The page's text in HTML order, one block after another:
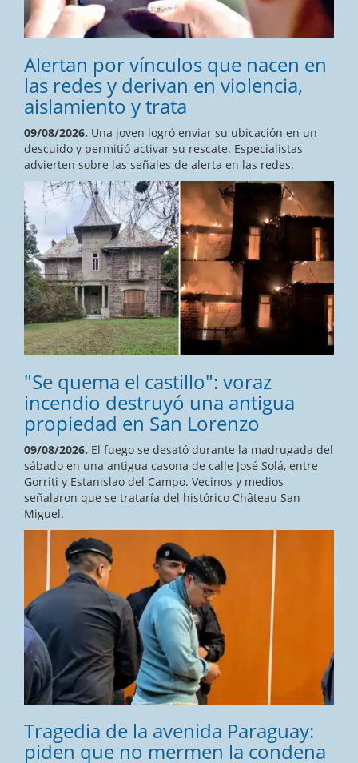
Alertan por vínculos que nacen en
las redes y derivan en violencia,
aislamiento y trata
09/08/2026. Una joven logró enviar su ubicación en un
descuido y permitió activar su rescate. Especialistas
advierten sobre las señales de alerta en las redes.
"Se quema el castillo": voraz
incendio destruyó una antigua
propiedad en San Lorenzo
09/08/2026. El fuego se desató durante la madrugada del
sábado en una antigua casona de calle José Solá, entre
Gorriti y Estanislao del Campo. Vecinos y medios
señalaron que se trataría del histórico Château San
Miguel.
Tragedia de la avenida Paraguay:
piden que no mermen la condena